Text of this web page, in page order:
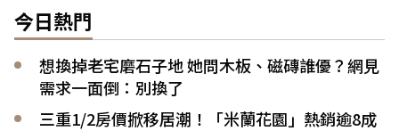
今日熱門
想換掉老宅磨石子地 她問木板、磁磚誰優？網見
需求一面倒：別換了
三重1/2房價掀移居潮！「米蘭花園」熱銷逾8成